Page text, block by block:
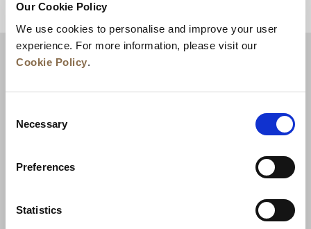
Our Cookie Policy
We use cookies to personalise and improve your user
experience. For more information, please visit our
Cookie Policy.
Selection
Necessary
Preferences
Statisticsสิ่งแวดล้อม ติดต่อเรา